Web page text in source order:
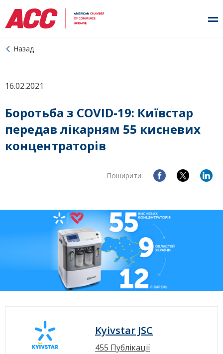
Назад
16.02.2021
Боротьба з COVID-19: Київстар
передав лікарням 55 кисневих
концентраторів
Поширити:
Kyivstar JSC
455 Публікації